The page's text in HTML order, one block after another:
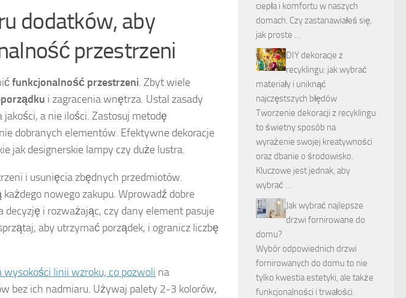
dodatków, aby
przestrzeni
funkcjonalność przestrzeni. Zbyt wiele
i zagracenia wnętrza. Ustal zasady
a nie ilości. Zastosuj metodę
dobranych elementów. Efektywne dekoracje
jak designerskie lampy czy duże lustra.
i usunięcia zbędnych przedmiotów.
nowego zakupu. Wprowadź dobre
decyzję i rozważając, czy dany element pasuje
aby utrzymać porządek, i ogranicz liczbę
wysokości linii wzroku, co pozwoli na
bez ich nadmiaru. Używaj palety 2-3 kolorów,
ciepła i komfortu w naszych
domach. Czy zastanawiałeś się,
jak proste …
DIY dekoracje z
recyklingu: jak wybrać
materiały i uniknąć
najczęstszych błędów
Tworzenie dekoracji z recyklingu
to świetny sposób na
wyrażenie swojej kreatywności
oraz dbanie o środowisko.
Kluczowe jest jednak, aby
wybrać …
Jak wybrać najlepsze
drzwi fornirowane do
domu?
Wybór odpowiednich drzwi
fornirowanych do domu to nie
tylko kwestia estetyki, ale także
funkcjonalności i trwałości.